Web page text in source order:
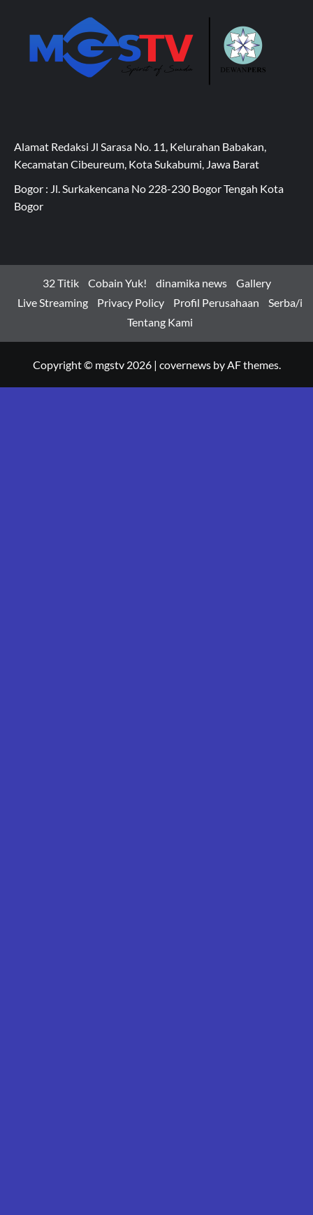
Alamat Redaksi Jl Sarasa No. 11, Kelurahan Babakan,
Kecamatan Cibeureum, Kota Sukabumi, Jawa Barat
Bogor : Jl. Surkakencana No 228-230 Bogor Tengah Kota
Bogor
32 Titik Cobain Yuk! dinamika news
Gallery
Live Streaming
Privacy Policy Profil Perusahaan
Serba/i
Tentang Kami
Copyright © mgstv 2026 | covernewsby AF themes.